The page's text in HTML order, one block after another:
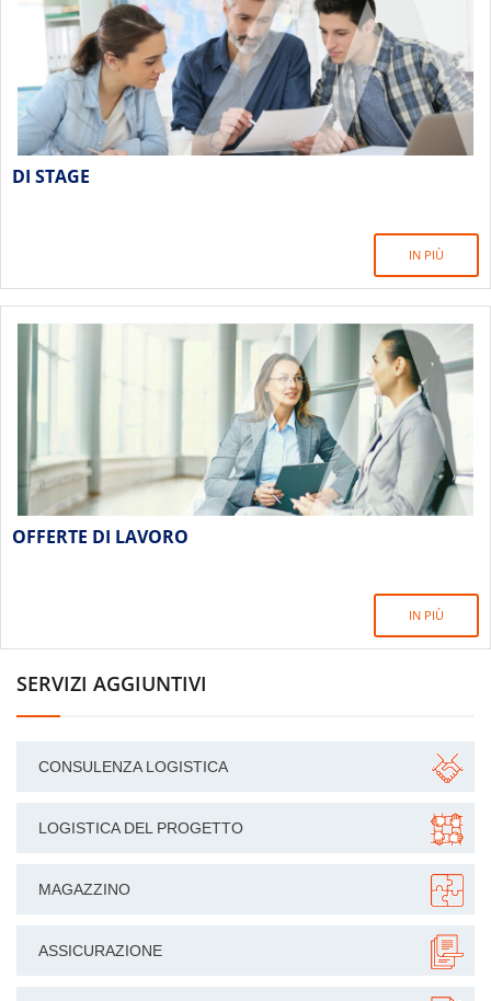
DI STAGE
IN PIÙ
OFFERTE DI LAVORO
IN PIÙ
SERVIZI AGGIUNTIVI
CONSULENZA LOGISTICA
LOGISTICA DEL PROGETTO
MAGAZZINO
ASSICURAZIONE